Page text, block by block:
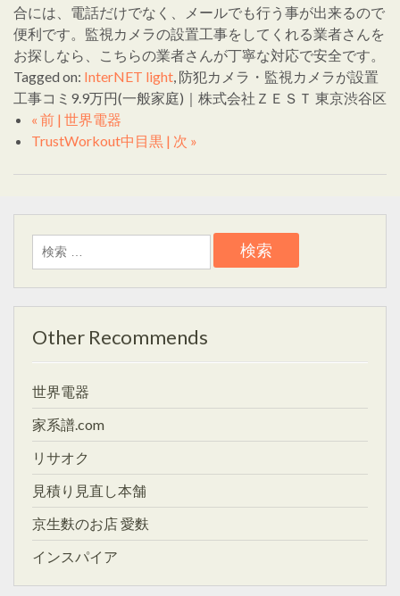
合には、電話だけでなく、メールでも行う事が出来るので
便利です。監視カメラの設置工事をしてくれる業者さんを
お探しなら、こちらの業者さんが丁寧な対応で安全です。
Tagged on: InterNET light, 防犯カメラ・監視カメラが設置
工事コミ9.9万円(一般家庭)｜株式会社ＺＥＳＴ 東京渋谷区
« 前 | 世界電器
TrustWorkout中目黒 | 次 »
検
索:
Other Recommends
世界電器
家系譜.com
リサオク
見積り見直し本舗
京生麩のお店 愛麩
インスパイア